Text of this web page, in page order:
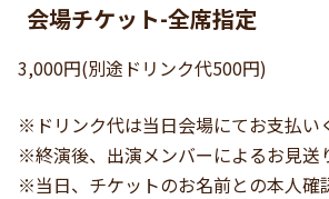
会場チケット-全席指定
3,000円(別途ドリンク代500円)
※ドリンク代は当日会場にてお支払い
※終演後、出演メンバーによるお見送
※当日、チケットのお名前との本人確